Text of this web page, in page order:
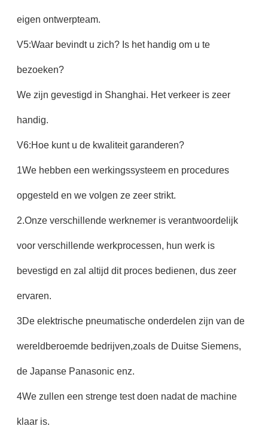
eigen ontwerpteam.
V5:Waar bevindt u zich? Is het handig om u te
bezoeken?
We zijn gevestigd in Shanghai. Het verkeer is zeer
handig.
V6:Hoe kunt u de kwaliteit garanderen?
1We hebben een werkingssysteem en procedures
opgesteld en we volgen ze zeer strikt.
2.Onze verschillende werknemer is verantwoordelijk
voor verschillende werkprocessen, hun werk is
bevestigd en zal altijd dit proces bedienen, dus zeer
ervaren.
3De elektrische pneumatische onderdelen zijn van de
wereldberoemde bedrijven,zoals de Duitse Siemens,
de Japanse Panasonic enz.
4We zullen een strenge test doen nadat de machine
klaar is.